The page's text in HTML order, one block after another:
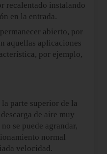
recalentado instalando
en la entrada.
abierto, por
aquellas aplicaciones
por ejemplo,
parte superior de la
de aire muy
se puede agrandar,
normal
velocidad.